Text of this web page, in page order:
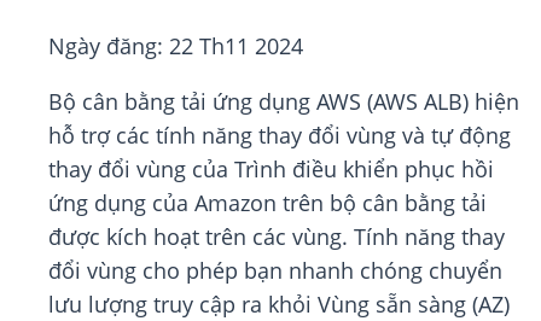
Ngày đăng: 22 Th11 2024
Bộ cân bằng tải ứng dụng AWS (AWS ALB) hiện
hỗ trợ các tính năng thay đổi vùng và tự động
thay đổi vùng của Trình điều khiển phục hồi
ứng dụng của Amazon trên bộ cân bằng tải
được kích hoạt trên các vùng. Tính năng thay
đổi vùng cho phép bạn nhanh chóng chuyển
lưu lượng truy cập ra khỏi Vùng sẵn sàng (AZ)